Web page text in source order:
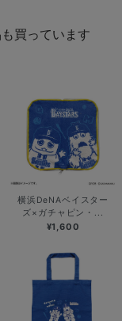
買っています
横浜DeNAベイスター
ズ×ガチャピン・...
¥1,600